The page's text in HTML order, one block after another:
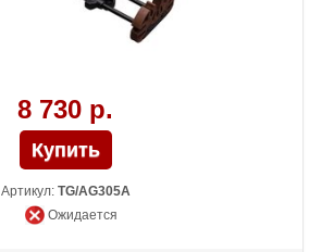
8 730 р.
Артикул: TG/AG305A
Ожидается